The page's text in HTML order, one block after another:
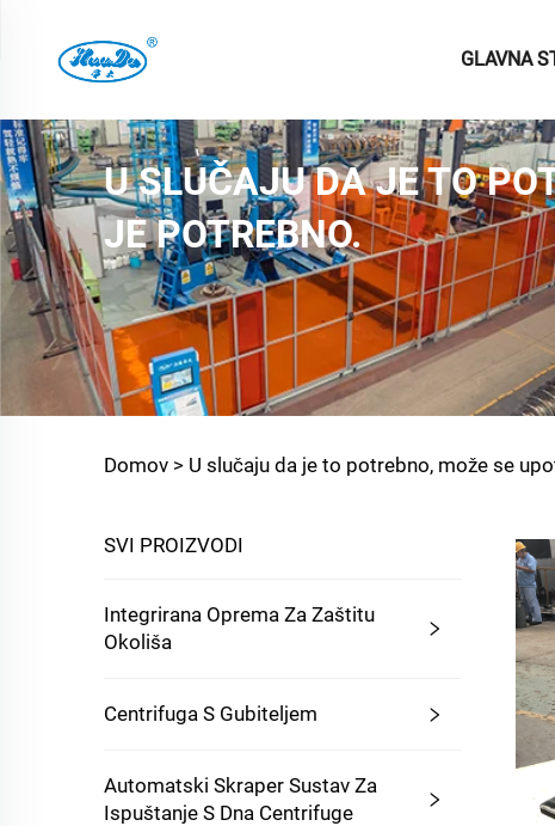
GLAVNA
U SLUČAJU DA JE TO
JE POTREBNO.
Domov > U slučaju da je to potrebno, može se
SVI PROIZVODI
Integrirana Oprema Za Zaštitu
Okoliša
Centrifuga S Gubiteljem
Automatski Skraper Sustav Za
Ispuštanje S Dna Centrifuge